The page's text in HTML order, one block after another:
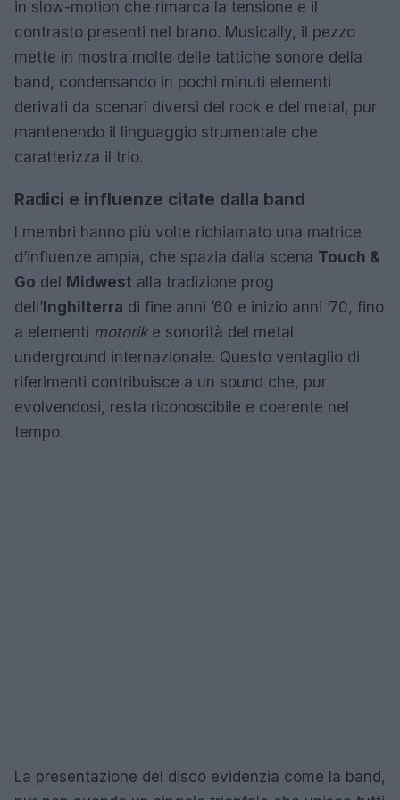
in slow-motion che rimarca la tensione e il
contrasto presenti nel brano. Musically, il pezzo
mette in mostra molte delle tattiche sonore della
band, condensando in pochi minuti elementi
derivati da scenari diversi del rock e del metal, pur
mantenendo il linguaggio strumentale che
caratterizza il trio.
Radici e influenze citate dalla band
I membri hanno più volte richiamato una matrice
d’influenze ampia, che spazia dalla scena Touch &
Go del Midwest alla tradizione prog
dell’ Inghilterra di fine anni ’60 e inizio anni ’70, fino
a elementi motorike sonorità del metal
underground internazionale. Questo ventaglio di
riferimenti contribuisce a un sound che, pur
evolvendosi, resta riconoscibile e coerente nel
tempo.
La presentazione del disco evidenzia come la band,